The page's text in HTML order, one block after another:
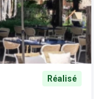
Réalisé